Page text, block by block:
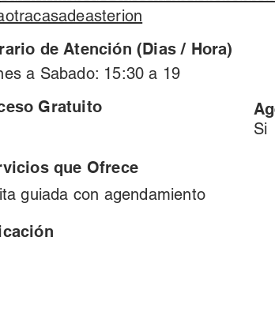
de Atención (Dias / Hora)
a Sabado: 15:30 a 19
Gratuito
Si
que Ofrece
guiada con agendamiento